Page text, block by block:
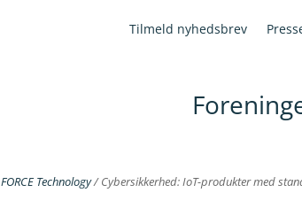
Tilmeld nyhedsbrev
FORCE Technology/Cybersikkerhed: IoT-produkter med